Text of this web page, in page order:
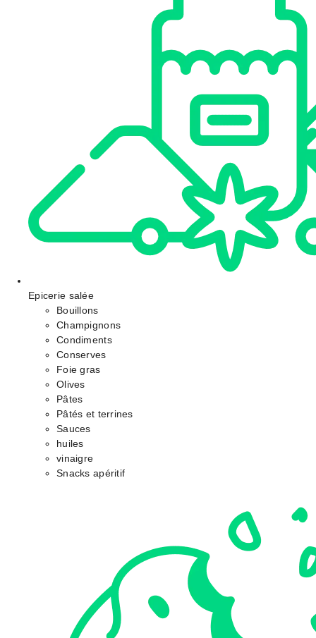
Epicerie salée
Bouillons
Champignons
Condiments
Conserves
Foie gras
Olives
Pâtes
Pâtés et terrines
Sauces
huiles
vinaigre
Snacks apéritif